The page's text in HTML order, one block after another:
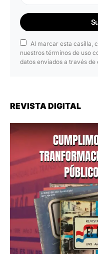
Al marcar esta casilla,
nuestros términos de uso
datos enviados a través
REVISTA DIGITAL